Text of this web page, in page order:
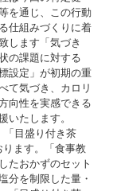
を通じ、この行動
仕組みづくりに着
します「気づき
の課題に対する
設定」が初期の重
て気づき、カロリ
向性を実感できる
いたします。
「目盛り付き茶
ます。「食事教
たおかずのセット
分を制限した量・